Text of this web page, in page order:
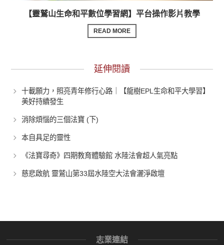
【靈鷲山生命和平數位學習網】平台操作影片教學
READ MORE
延伸閱讀
十載願力，照亮青年修行心路｜【龍樹EPL生命和平大學習】
美好持續發生
消除煩惱的三個法寶 (下)
本自具足的靈性
《法寶尋奇》四期教育體驗館 水陸法會超人氣亮點
慈悲啟航 靈鷲山第33屆水陸空大法會灑淨啟壇
志業連結